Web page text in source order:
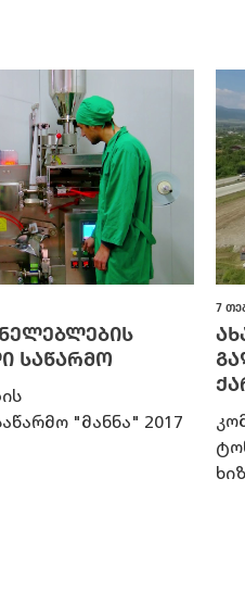
ᲡᲐᲬᲐᲠᲛᲝ
"მანნა" 2017
7